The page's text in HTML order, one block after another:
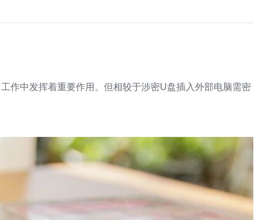
作中发挥着重要作用。但相较于涉密U盘插入外部电脑需密